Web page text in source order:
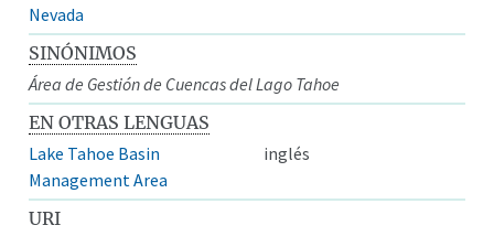
Nevada
SINÓNIMOS
Área de Gestión de Cuencas del Lago Tahoe
EN OTRAS LENGUAS
Lake Tahoe Basin
Management Area
inglés
URI